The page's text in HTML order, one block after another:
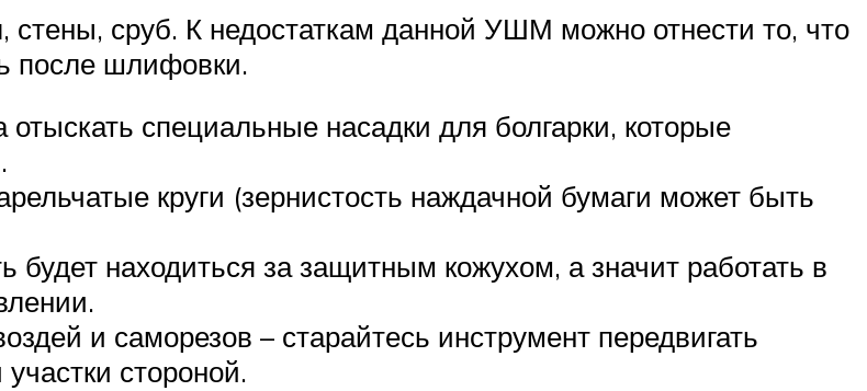
сруб. К недостаткам данной УШМ можно отнести то, что
после шлифовки.
специальные насадки для болгарки, которые
круги (зернистость наждачной бумаги может быть
будет находиться за защитным кожухом, а значит работать в
и саморезов – старайтесь инструмент передвигать
стороной.